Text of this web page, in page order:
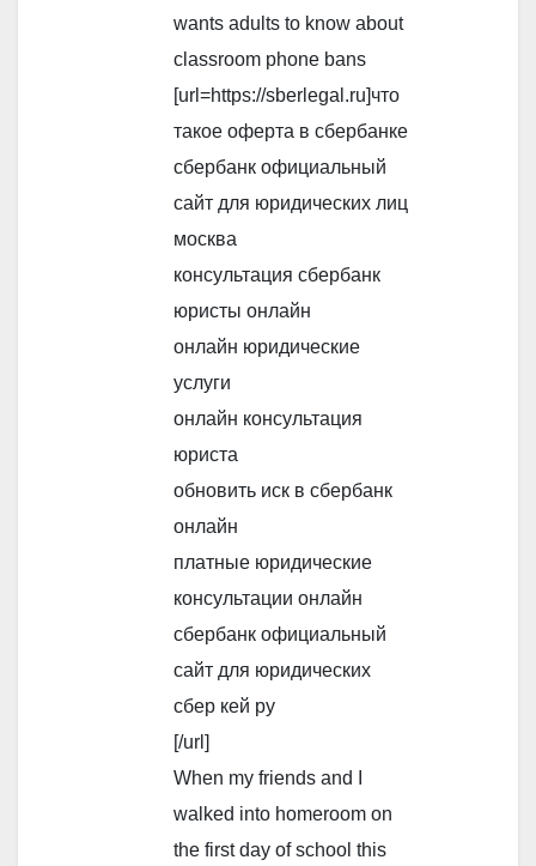
wants adults to know about
classroom phone bans
[url=https://sberlegal.ru]что
такое оферта в сбербанке
сбербанк официальный
сайт для юридических лиц
москва
консультация сбербанк
юристы онлайн
онлайн юридические
услуги
онлайн консультация
юриста
обновить иск в сбербанк
онлайн
платные юридические
консультации онлайн
сбербанк официальный
сайт для юридических
сбер кей ру
[/url]
When my friends and I
walked into homeroom on
the first day of school this